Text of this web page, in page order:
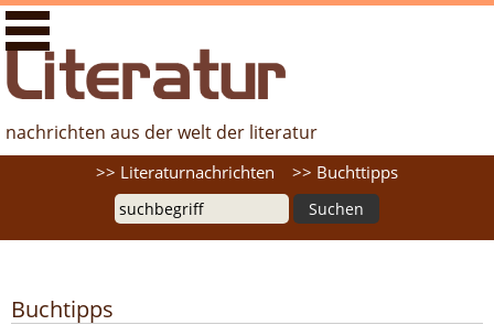
literaturfernsehen.de - Nachrichten aus der Welt der
Literatur
nachrichten aus der welt der literatur
>> Literaturnachrichten >> Buchttipps
Buchtipps